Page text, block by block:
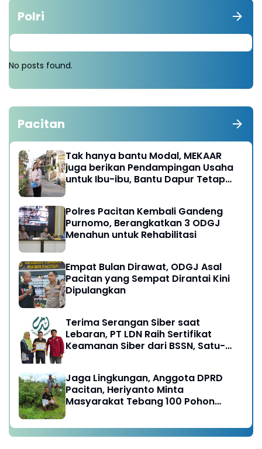
Polri
No posts found.
Pacitan
Tak hanya bantu Modal, MEKAAR
juga berikan Pendampingan Usaha
untuk Ibu-ibu, Bantu Dapur Tetap
Polres Pacitan Kembali Gandeng
Purnomo, Berangkatkan 3 ODGJ
Menahun untuk Rehabilitasi
Empat Bulan Dirawat, ODGJ Asal
Pacitan yang Sempat Dirantai Kini
Dipulangkan
Terima Serangan Siber saat
Lebaran, PT LDN Raih Sertifikat
Keamanan Siber dari BSSN, Satu-
Jaga Lingkungan, Anggota DPRD
Pacitan, Heriyanto Minta
Masyarakat Tebang 100 Pohon